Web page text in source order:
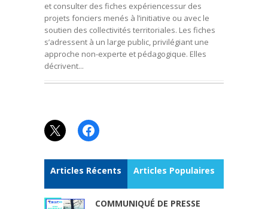
et consulter des fiches expériencessur des
projets fonciers menés à l’initiative ou avec le
soutien des collectivités territoriales. Les fiches
s’adressent à un large public, privilégiant une
approche non-experte et pédagogique. Elles
décrivent...
X Facebook
Articles Récents Articles Populaires
COMMUNIQUÉ DE PRESSE